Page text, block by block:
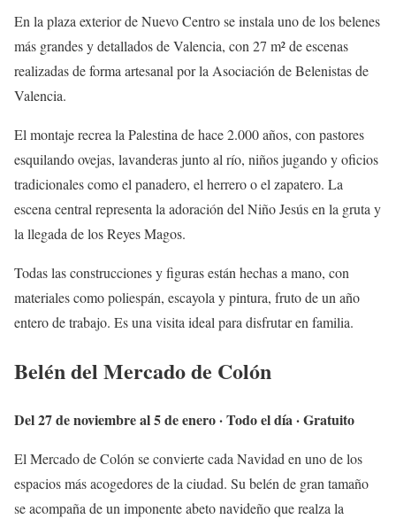
En la plaza exterior de Nuevo Centro se instala uno de los belenes
más grandes y detallados de Valencia, con 27 m² de escenas
realizadas de forma artesanal por la Asociación de Belenistas de
Valencia.
El montaje recrea la Palestina de hace 2.000 años, con pastores
esquilando ovejas, lavanderas junto al río, niños jugando y oficios
tradicionales como el panadero, el herrero o el zapatero. La
escena central representa la adoración del Niño Jesús en la gruta y
la llegada de los Reyes Magos.
Todas las construcciones y figuras están hechas a mano, con
materiales como poliespán, escayola y pintura, fruto de un año
entero de trabajo. Es una visita ideal para disfrutar en familia.
Belén del Mercado de Colón
Del 27 de noviembre al 5 de enero · Todo el día · Gratuito
El Mercado de Colón se convierte cada Navidad en uno de los
espacios más acogedores de la ciudad. Su belén de gran tamaño
se acompaña de un imponente abeto navideño que realza la